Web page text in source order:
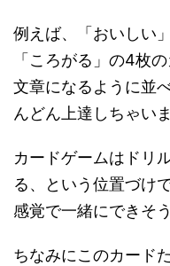
例えば、「おいしい
「ころがる」の4枚
文章になるように並
んどん上達しちゃいま
カードゲームはドリ
る、という位置づけ
感覚で一緒にできそ
ちなみにこのカード